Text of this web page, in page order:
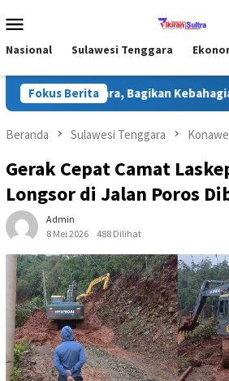
ke
Mobile
Nasional Sulawesi Tenggara
Fokus Berita
Konawe Utara, Bagikan Kebahagiaan
Beranda Sulawesi Tenggara
Gerak Cepat Camat
Longsor di Jalan Poros
Admin
8 Mei 2026
488 Dilihat